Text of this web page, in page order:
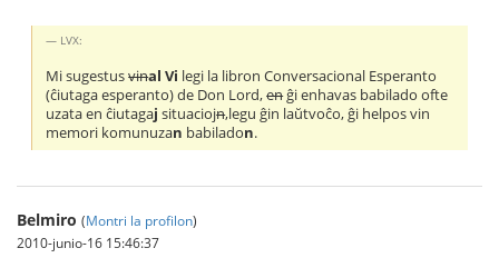
LVX:
Mi sugestusvinal Vi legi la libron Conversacional Esperanto
(ĉiutaga esperanto) de Don Lord,enĝi enhavas babilado ofte
uzata en ĉiutagaj situaciojn,legu ĝin laŭtvoĉo, ĝi helpos vin
memori komunuzan babiladon.
Belmiro (Montri la profilon)
2010-junio-16 15:46:37